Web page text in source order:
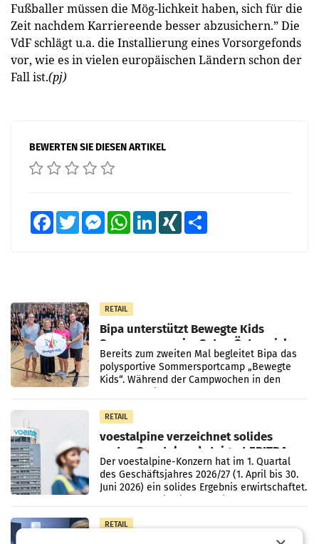
Fußballer müssen die Mög-lichkeit haben, sich für die
Zeit nachdem Karriereende besser abzusichern.” Die
VdF schlägt u.a. die Installierung eines Vorsorgefonds
vor, wie es in vielen europäischen Ländern schon der
Fall ist.(pj)
BEWERTEN SIE DIESEN ARTIKEL
FacebookTwitter MessengerWhatsAppLinkedInXING
RETAIL
Bipa unterstützt Bewegte Kids
Sommercamps im Osten Österreichs
Bereits zum zweiten Mal begleitet Bipa das
polysportive Sommersportcamp „Bewegte
Kids“. Während der Campwochen in den
RETAIL
voestalpine verzeichnet solides
erstes Quartal und steigert EBITDA
Der voestalpine-Konzern hat im 1. Quartal
des Geschäftsjahres 2026/27 (1. April bis 30.
Juni 2026) ein solides Ergebnis erwirtschaftet.
RETAIL